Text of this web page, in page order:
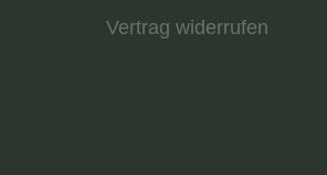
Vertrag widerrufen